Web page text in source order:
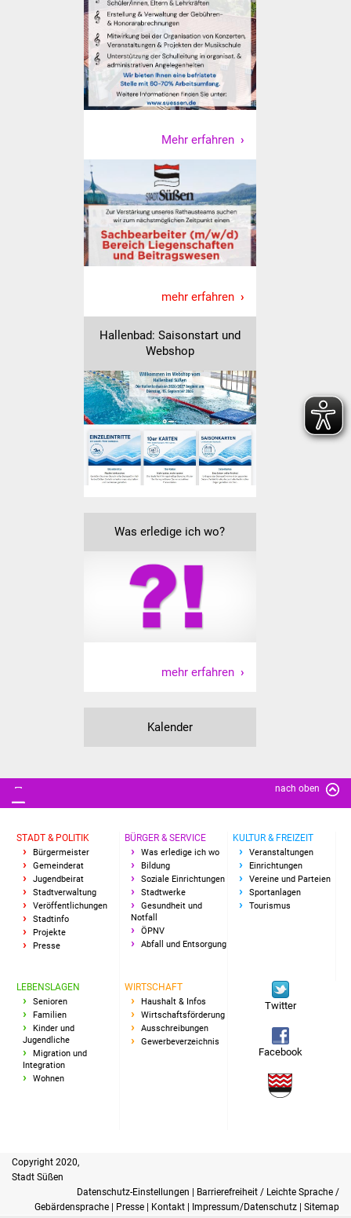
ÖPNV
Bürgerbus (MOBS)
Abfall und Entsorgung
Kultur & Freizeit
Veranstaltungen
Stadtfest
Ostermarkt
Hallenbad
Stadtbücherei
Stadtarchiv
Zehntscheuer
Bürgerhaus
Vereine und Parteien
Beirat Süßener Vereine
Route der
Lebenslagen
Stadtseniorenrat
Sommerwochen für
Seniorenwohn- und
Pflegeheim
Migration und Integration
Mehr erfahren
mehr erfahren
Hallenbad: Saisonstart und
Webshop
Was erledige ich wo?
mehr erfahren
Kalender
nach oben
STADT & POLITIK
Bürgermeister
Gemeinderat
Jugendbeirat
Stadtverwaltung
Veröffentlichungen
Stadtinfo
Projekte
Presse
BÜRGER & SERVICE
Was erledige ich wo
Bildung
Soziale Einrichtungen
Stadtwerke
Gesundheit und
Notfall
ÖPNV
Abfall und Entsorgung
KULTUR & FREIZEIT
Veranstaltungen
Einrichtungen
Vereine und Parteien
Sportanlagen
Tourismus
LEBENSLAGEN
Senioren
Familien
Kinder und
Jugendliche
Migration und
Integration
Wohnen
WIRTSCHAFT
Haushalt & Infos
Wirtschaftsförderung
Ausschreibungen
Gewerbeverzeichnis
Twitter
Facebook
Copyright 2020,
Stadt Süßen
Datenschutz-Einstellungen
Barrierefreiheit / Leichte Sprache /
Gebärdensprache
Presse Kontakt Impressum/Datenschutz Sitemap